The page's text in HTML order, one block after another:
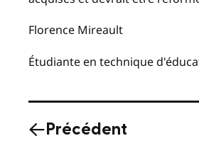
Florence Mireault
Étudiante en technique
Précédent